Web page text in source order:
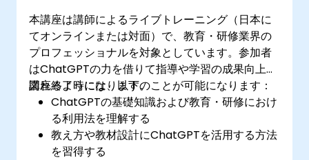
本講座は講師によるライブトレーニング（日本に
てオンラインまたは対面）で、教育・研修業界の
プロフェッショナルを対象としています。参加者
はChatGPTの力を借りて指導や学習の成果向上が
図れるようになります。
講座終了時には、以下のことが可能になります：
ChatGPTの基礎知識および教育・研修におけ
る利用法を理解する
教え方や教材設計にChatGPTを活用する方法
を習得する